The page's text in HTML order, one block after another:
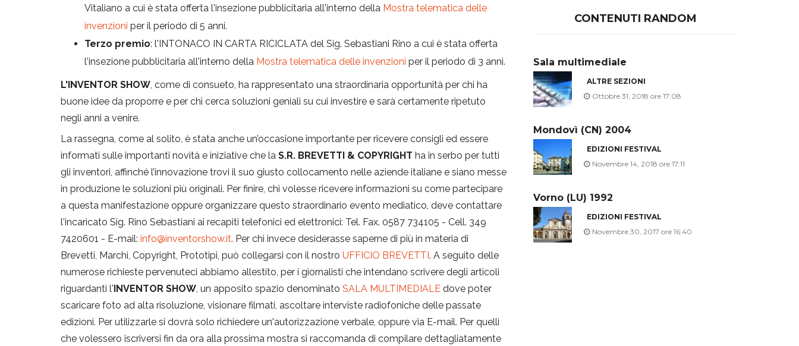
Vitaliano a cui è stata offerta l'insezione pubblicitaria all'interno della Mostra telematica delle
invenzioni per il periodo di 5 anni.
Terzo premio: l'INTONACO IN CARTA RICICLATA del Sig. Sebastiani Rino a cui è stata offerta
l'insezione pubblicitaria all'interno della Mostra telematica delle invenzioni per il periodo di 3 anni.
L'INVENTOR SHOW, come di consueto, ha rappresentato una straordinaria opportunità per chi ha
buone idee da proporre e per chi cerca soluzioni geniali su cui investire e sarà certamente ripetuto
negli anni a venire.
La rassegna, come al solito, è stata anche un’occasione importante per ricevere consigli ed essere
informati sulle importanti novità e iniziative che la S.R. BREVETTI & COPYRIGHT ha in serbo per tutti
gli inventori, affinché l’innovazione trovi il suo giusto collocamento nelle aziende italiane e siano messe
in produzione le soluzioni più originali. Per finire, chi volesse ricevere informazioni su come partecipare
a questa manifestazione oppure organizzare questo straordinario evento mediatico, deve contattare
l'incaricato Sig. Rino Sebastiani ai recapiti telefonici ed elettronici: Tel. Fax. 0587 734105 - Cell. 349
7420601 - E-mail: info@inventorshow.it. Per chi invece desiderasse saperne di più in materia di
Brevetti, Marchi, Copyright, Prototipi, può collegarsi con il nostro UFFICIO BREVETTI. A seguito delle
numerose richieste pervenuteci abbiamo allestito, per i giornalisti che intendano scrivere degli articoli
riguardanti l'INVENTOR SHOW, un apposito spazio denominato SALA MULTIMEDIALE dove poter
scaricare foto ad alta risoluzione, visionare filmati, ascoltare interviste radiofoniche delle passate
edizioni. Per utilizzarle si dovrà solo richiedere un'autorizzazione verbale, oppure via E-mail. Per quelli
che volessero iscriversi fin da ora alla prossima mostra si raccomanda di compilare dettagliatamente
CONTENUTI RANDOM
Sala multimediale
ALTRE SEZIONI
Ottobre 31, 2018 ore 17:08
Mondovì (CN) 2004
EDIZIONI FESTIVAL
Novembre 14, 2018 ore 17:11
Vorno (LU) 1992
EDIZIONI FESTIVAL
Novembre 30, 2017 ore 16:40